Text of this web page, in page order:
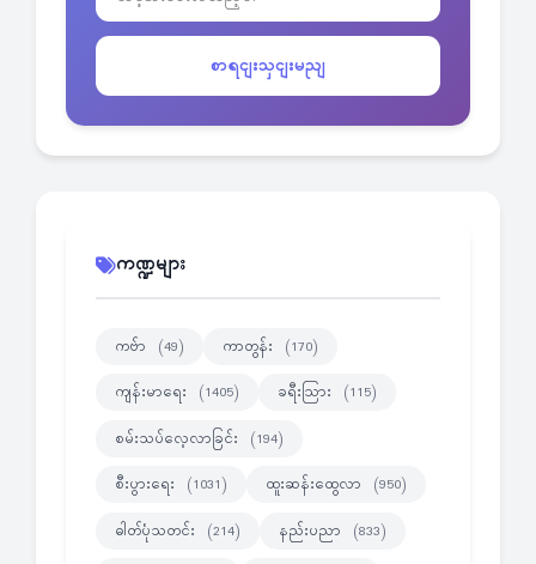
စာရငျးသှငျးမညျ
ကဏ္ဍများ
ကဗ်ာ (49) ကာတွန်း (170)
ကျန်းမာရေး (1405) ခရီးသြား (115)
စမ်းသပ်လေ့လာခြင်း (194)
စီးပွားရေး (1031) ထူးဆန်းထွေလာ (950)
ဓါတ်ပုံသတင်း (214) နည်းပညာ (833)